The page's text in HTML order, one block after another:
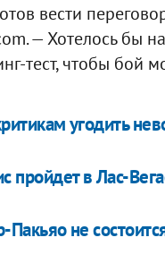
вести
— Хотелось бы
тест, чтобы бой
угодить
пройдет в Лас-
не